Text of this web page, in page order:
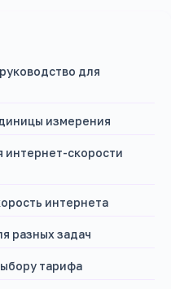
для
измерения
интернет-скорости
интернета
разных задач
тарифа